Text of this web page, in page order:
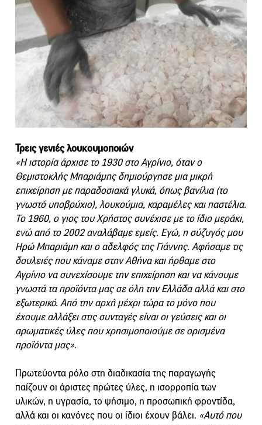
Τρεις γενιές λουκουμοποιών
«Η ιστορία άρχισε το 1930 στο Αγρίνιο, όταν ο
Θεμιστοκλής Μπαριάμης δημιούργησε μια μικρή
επιχείρηση με παραδοσιακά γλυκά, όπως βανίλια (το
γνωστό υποβρύχιο), λουκούμια, καραμέλες και παστέλια.
Το 1960, ο γιος του Χρήστος συνέχισε με το ίδιο μεράκι,
ενώ από το 2002 αναλάβαμε εμείς. Εγώ, η σύζυγός μου
Ηρώ Μπαριάμη και ο αδελφός της Γιάννης. Αφήσαμε τις
δουλειές που κάναμε στην Αθήνα και ήρθαμε στο
Αγρίνιο να συνεχίσουμε την επιχείρηση και να κάνουμε
γνωστά τα προϊόντα μας σε όλη την Ελλάδα αλλά και στο
εξωτερικό. Από την αρχή μέχρι τώρα το μόνο που
έχουμε αλλάξει στις συνταγές είναι οι γεύσεις και οι
αρωματικές ύλες που χρησιμοποιούμε σε ορισμένα
προϊόντα μας».
Πρωτεύοντα ρόλο στη διαδικασία της παραγωγής
παίζουν οι άριστες πρώτες ύλες, η ισορροπία των
υλικών, η υγρασία, το ψήσιμο, η προσωπική φροντίδα,
αλλά και οι κανόνες που οι ίδιοι έχουν βάλει. «Αυτό που